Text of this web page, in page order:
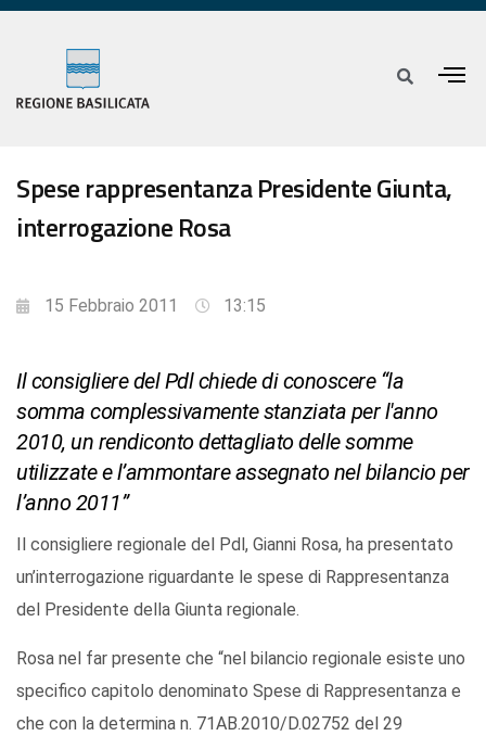
Spese rappresentanza Presidente Giunta,
interrogazione Rosa
15 Febbraio 2011 13:15
Il consigliere del Pdl chiede di conoscere “la
somma complessivamente stanziata per l'anno
2010, un rendiconto dettagliato delle somme
utilizzate e l’ammontare assegnato nel bilancio per
l’anno 2011”
Il consigliere regionale del Pdl, Gianni Rosa, ha presentato
un’interrogazione riguardante le spese di Rappresentanza
del Presidente della Giunta regionale.
Rosa nel far presente che “nel bilancio regionale esiste uno
specifico capitolo denominato Spese di Rappresentanza e
che con la determina n. 71AB.2010/D.02752 del 29